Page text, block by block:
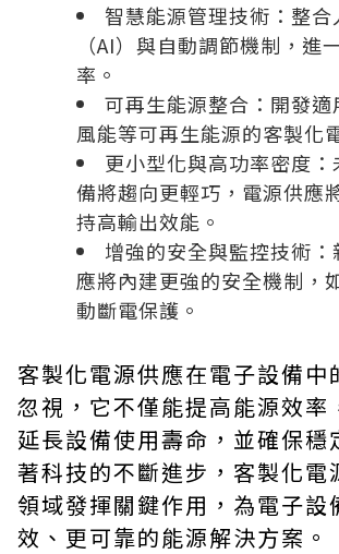
智慧能源管理技術：整合
（AI）與自動調節機制，進
率。
可再生能源整合：開發適
風能等可再生能源的客製化
更小型化與高功率密度
備將趨向更輕巧，電源供應
持高輸出效能。
增強的安全與監控技術
應將內建更強的安全機制，
動斷電保護。
客製化電源供應在電子設備中
忽視，它不僅能提高能源效率
延長設備使用壽命，並確保穩
著科技的不斷進步，客製化電
領域發揮關鍵作用，為電子設
效、更可靠的能源解決方案。